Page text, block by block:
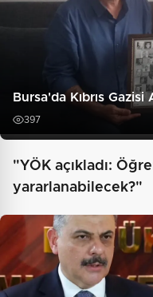
Bursa'da Kıbrıs
397
"YÖK açıkladı:
yararlanabilecek?"